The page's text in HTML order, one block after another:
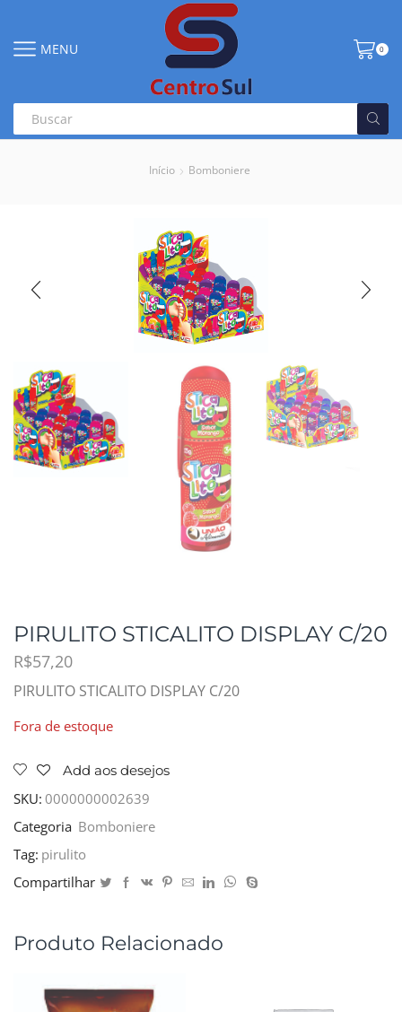
MENU 0
Início Bomboniere
PIRULITO STICALITO DISPLAY C/20
R$57,20
PIRULITO STICALITO DISPLAY C/20
Fora de estoque
Add aos desejos
SKU: 0000000002639
Categoria Bomboniere
Tag: pirulito
Compartilhar
Produto Relacionado